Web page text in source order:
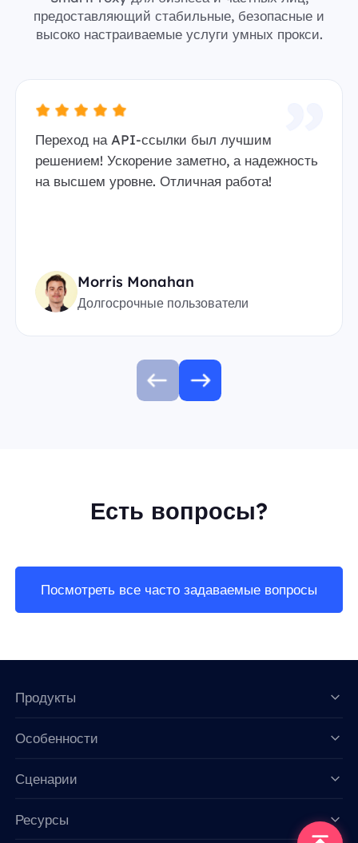
предоставляющий стабильные, безопасные и
высоко настраиваемые услуги умных прокси.
Переход на API-ссылки был лучшим
решением! Ускорение заметно, а надежность
на высшем уровне. Отличная работа!
Morris Monahan
Долгосрочные пользователи
Есть вопросы?
Посмотреть все часто задаваемые вопросы
Продукты
Особенности
Сценарии
Ресурсы